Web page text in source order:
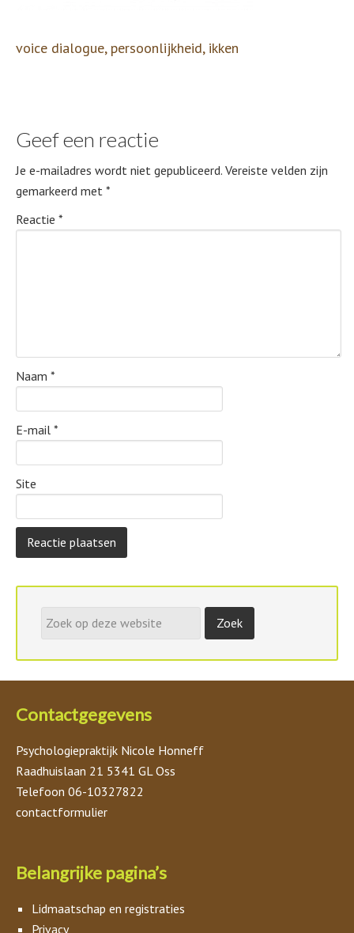
voice dialogue, persoonlijkheid, ikken
Geef een reactie
Je e-mailadres wordt niet gepubliceerd. Vereiste velden zijn
gemarkeerd met *
Reactie *
Naam *
E-mail *
Site
Contactgegevens
Psychologiepraktijk Nicole Honneff
Raadhuislaan 21 5341 GL Oss
Telefoon 06-10327822
contactformulier
Belangrijke pagina’s
Lidmaatschap en registraties
Privacy